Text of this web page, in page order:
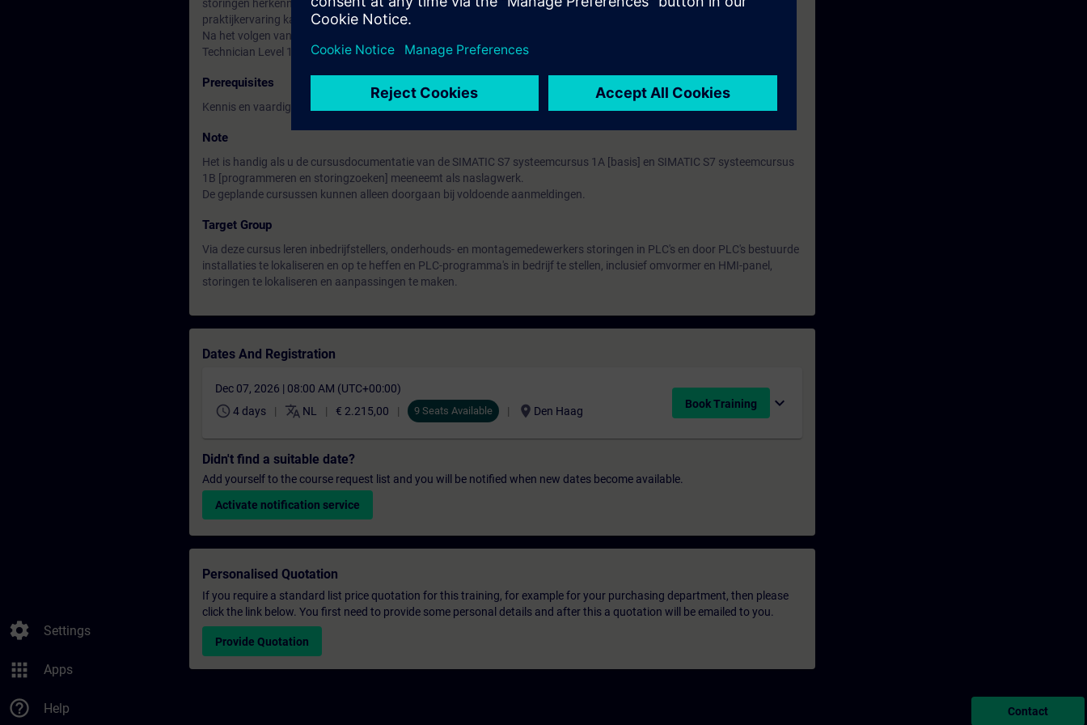
settings Settings
apps Apps
help_outline Help
storingen herkennen en verhelpen. Deze cursus bestaat voor een groot deel uit maken van oefeningen waardoor er veel
praktijkervaring kan worden opgedaan.
Na het volgen van deze cursus heeft u de mogelijkheid zich in te schrijven voor het examen Siemens Certified Service
Technician Level 1.
Prerequisites
Kennis en vaardigheden die in SIMATIC S7 systeemcursus 1A en 1B "Classic" zijn opgedaan.
Note
Het is handig als u de cursusdocumentatie van de SIMATIC S7 systeemcursus 1A [basis] en SIMATIC S7 systeemcursus
1B [programmeren en storingzoeken] meeneemt als naslagwerk.
De geplande cursussen kunnen alleen doorgaan bij voldoende aanmeldingen.
Target Group
Via deze cursus leren inbedrijfstellers, onderhouds- en montagemedewerkers storingen in PLC's en door PLC's bestuurde
installaties te lokaliseren en op te heffen en PLC-programma's in bedrijf te stellen, inclusief omvormer en HMI-panel,
storingen te lokaliseren en aanpassingen te maken.
Dates And Registration
Dec 07, 2026 | 08:00 AM (UTC+00:00)
schedule 4 days translate NL € 2.215,00 9 Seats Available location_on Den Haag
Book Training expand_more
Didn't find a suitable date?
Add yourself to the course request list and you will be notified when new dates become available.
Activate notification service
Personalised Quotation
If you require a standard list price quotation for this training, for example for your purchasing department, then please
click the link below. You first need to provide some personal details and after this a quotation will be emailed to you.
Provide Quotation
Contact